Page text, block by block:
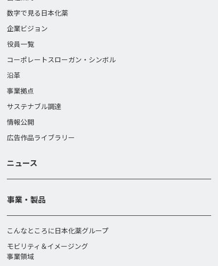
数字で見る日本化薬
企業ビジョン
役員一覧
コーポレートスローガン・ シンボル
沿革
事業拠点
サステナブル調達
情報公開
広告作品ライブラリー
ニュース
事業・製品
こんなところに日本化薬グループ
モビリティ＆イメージング
事業領域